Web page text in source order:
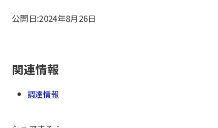
公開日:2024年8月26日
関連情報
調達情報